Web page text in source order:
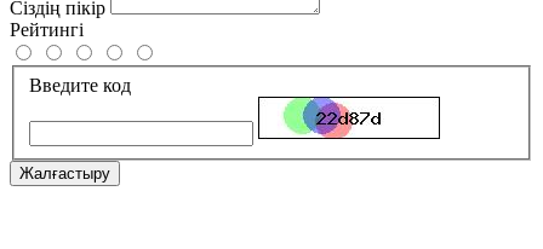
Сіздің пікір
Рейтингі
Введите код
Жалғастыру